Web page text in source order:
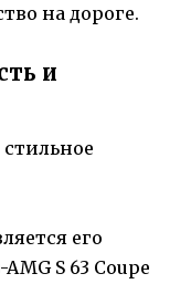
на дороге.
и
его
S 63 Coupe